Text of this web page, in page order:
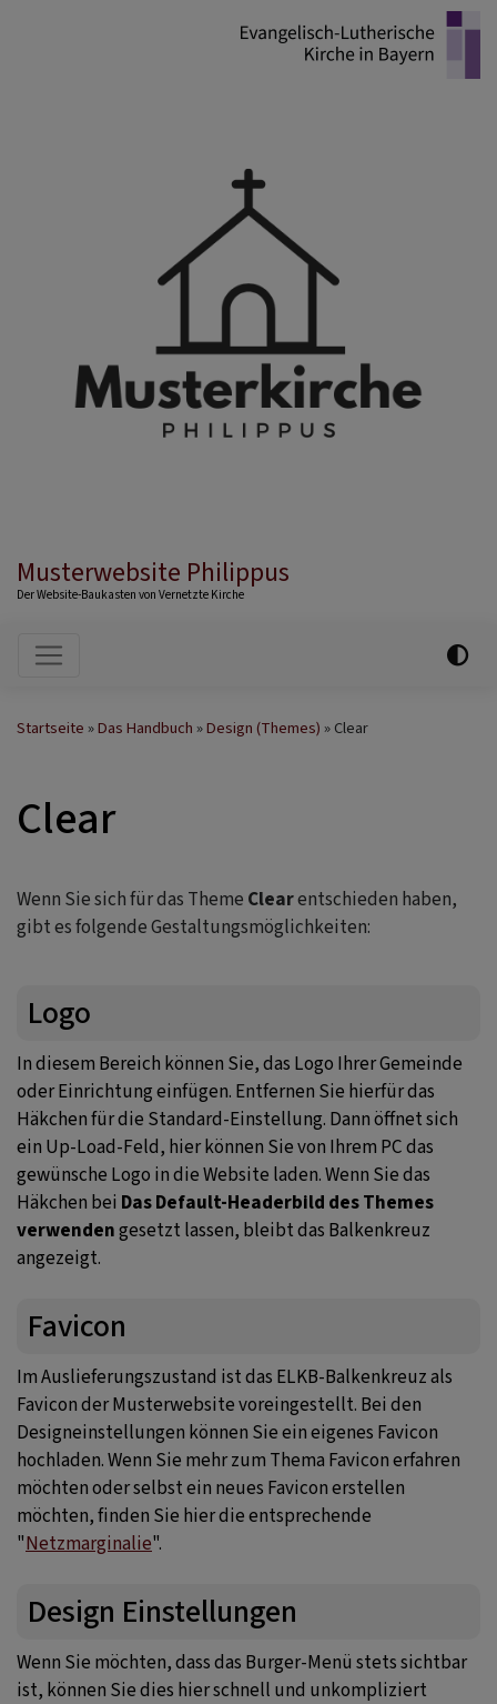
Musterwebsite Philippus
Der Website-Baukasten von Vernetzte Kirche
Hauptnavigation
Startseite Das Handbuch Design (Themes) Clear
Clear
Wenn Sie sich für das Theme Clearentschieden haben,
gibt es folgende Gestaltungsmöglichkeiten:
Logo
In diesem Bereich können Sie, das Logo Ihrer Gemeinde
oder Einrichtung einfügen. Entfernen Sie hierfür das
Häkchen für die Standard-Einstellung. Dann öffnet sich
ein Up-Load-Feld, hier können Sie von Ihrem PC das
gewünsche Logo in die Website laden. Wenn Sie das
Häkchen bei Das Default-Headerbild des Themes
verwendengesetzt lassen, bleibt das Balkenkreuz
angezeigt.
Favicon
Im Auslieferungszustand ist das ELKB-Balkenkreuz als
Favicon der Musterwebsite voreingestellt. Bei den
Designeinstellungen können Sie ein eigenes Favicon
hochladen. Wenn Sie mehr zum Thema Favicon erfahren
möchten oder selbst ein neues Favicon erstellen
möchten, finden Sie hier die entsprechende
"Netzmarginalie".
Design Einstellungen
Wenn Sie möchten, dass das Burger-Menü stets sichtbar
ist, können Sie dies hier schnell und unkompliziert